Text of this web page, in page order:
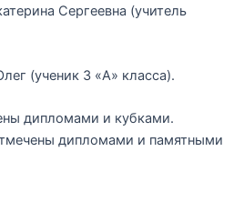
Сергеевна (учитель
(ученик 3 «А» класса).
дипломами и кубками.
дипломами и памятными